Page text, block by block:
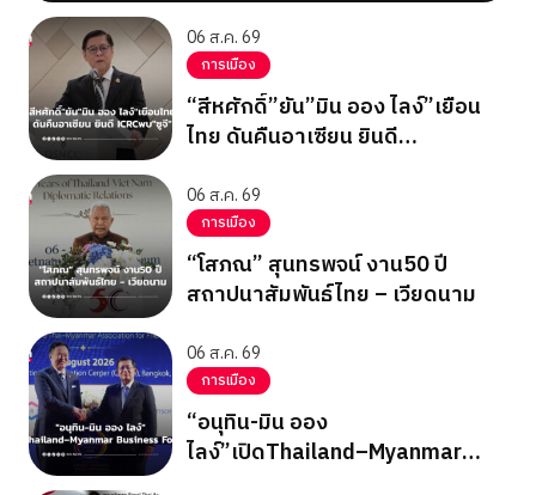
06 ส.ค. 69
การเมือง
“สีหศักดิ์”ยัน”มิน ออง ไลง์”เยือน
ไทย ดันคืนอาเซียน ยินดี
06 ส.ค. 69
การเมือง
“โสภณ” สุนทรพจน์ งาน50 ปี
สถาปนาสัมพันธ์ไทย – เวียดนาม
06 ส.ค. 69
การเมือง
“อนุทิน-มิน ออง
ไลง์”เปิดThailand–Myanmar